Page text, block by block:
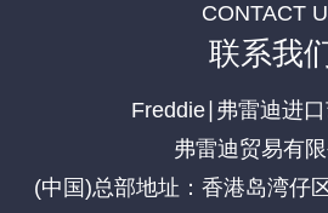
CONTACT
联系我
Freddie∣弗雷迪进
弗雷迪贸易有限
(中国)总部地址：香港岛湾仔